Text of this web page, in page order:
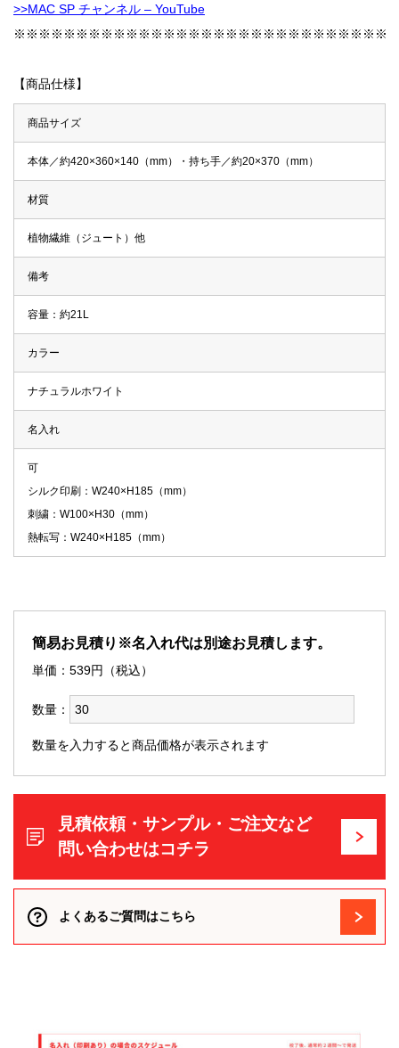
>>MAC SP チャンネル – YouTube
【商品仕様】
商品サイズ
本体／約420×360×140（mm）・持ち手／約20×370（mm）
材質
植物繊維（ジュート）他
備考
容量：約21L
カラー
ナチュラルホワイト
名入れ
可
シルク印刷：W240×H185（mm）
刺繍：W100×H30（mm）
熱転写：W240×H185（mm）
簡易お見積り※名入れ代は別途お見積します。
単価： 539円（税込）
数量：
数量を入力すると商品価格が表示されます
見積依頼・サンプル・ご注文など
問い合わせはコチラ
よくあるご質問はこちら